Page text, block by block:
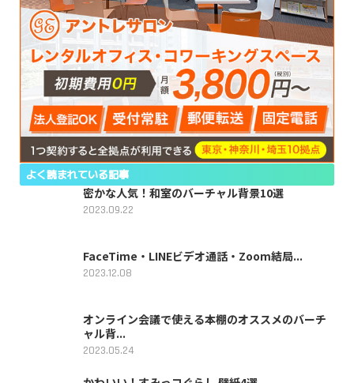
よく読まれている記事
密かな人気！和室のバーチャル背景10選
2023.09.22
FaceTime・LINEビデオ通話・Zoom結局...
2023.12.08
オンライン会議で使える本棚のオススメのバーチ
ャル背...
2023.05.24